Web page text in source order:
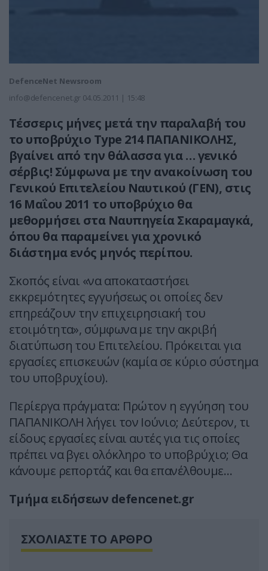
DefenceNet Newsroom
info@defencenet.gr 04.05.2011 | 15:48
Τέσσερις μήνες μετά την παραλαβή του
το υποβρύχιo Type 214 ΠΑΠΑΝΙΚΟΛΗΣ,
βγαίνει από την θάλασσα για … γενικό
σέρβις! Σύμφωνα με την ανακοίνωση του
Γενικού Επιτελείου Ναυτικού (ΓΕΝ), στις
16 Μαΐου 2011 το υποβρύχιο θα
μεθορμήσει στα Ναυπηγεία Σκαραμαγκά,
όπου θα παραμείνει για χρονικό
διάστημα ενός μηνός περίπου.
Σκοπός είναι «να αποκαταστήσει
εκκρεμότητες εγγυήσεως οι οποίες δεν
επηρεάζουν την επιχειρησιακή του
ετοιμότητα», σύμφωνα με την ακριβή
διατύπωση του Επιτελείου. Πρόκειται για
εργασίες επισκευών (καμία σε κύριο σύστημα
του υποβρυχίου).
Περίεργα πράγματα: Πρώτον η εγγύηση του
ΠΑΠΑΝΙΚΟΛΗ λήγει τον Ιούνιο; Δεύτερον, τι
είδους εργασίες είναι αυτές για τις οποίες
πρέπει να βγει ολόκληρο το υποβρύχιο; Θα
κάνουμε ρεπορτάζ και θα επανέλθουμε…
Τμήμα ειδήσεων defencenet.gr
ΣΧΟΛΙΑΣΤΕ ΤΟ ΑΡΘΡΟ